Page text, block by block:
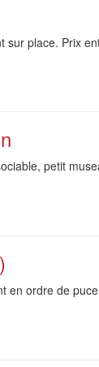
place. Prix
petit
en ordre de